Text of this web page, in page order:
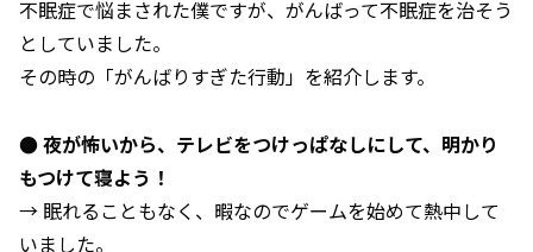
不眠症で悩まされた僕ですが、がんばって不眠症を治そう
としていました。
その時の「がんばりすぎた行動」を紹介します。
● 夜が怖いから、テレビをつけっぱなしにして、明かり
もつけて寝よう！
→ 眠れることもなく、暇なのでゲームを始めて熱中して
いました。